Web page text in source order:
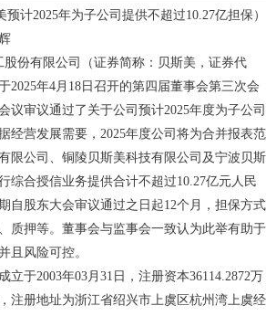
预计2025年为子公司提供不超过10.27亿担保）
股份有限公司（证券简称：贝斯美，证券代
2025年4月18日召开的第四届董事会第三次会
议审议通过了关于公司预计2025年度为子公司
经营发展需要，2025年度公司将为合并报表范
限公司、铜陵贝斯美科技有限公司及宁波贝斯
综合授信业务提供合计不超过10.27亿元人民
自股东大会审议通过之日起12个月，担保方式
质押等。董事会与监事会一致认为此举有助于
且风险可控。
立于2003年03月31日，注册资本36114.2872万
注册地址为浙江省绍兴市上虞区杭州湾上虞经